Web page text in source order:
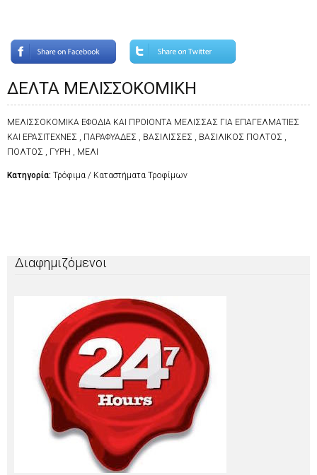
ΔΕΛΤΑ ΜΕΛΙΣΣΟΚΟΜΙΚΗ
ΜΕΛΙΣΣΟΚΟΜΙΚΑ ΕΦΟΔΙΑ ΚΑΙ ΠΡΟΙΟΝΤΑ ΜΕΛΙΣΣΑΣ ΓΙΑ ΕΠΑΓΕΛΜΑΤΙΕΣ
ΚΑΙ ΕΡΑΣΙΤΕΧΝΕΣ , ΠΑΡΑΦΥΑΔΕΣ , ΒΑΣΙΛΙΣΣΕΣ , ΒΑΣΙΛΙΚΟΣ ΠΟΛΤΟΣ ,
ΠΟΛΤΟΣ , ΓΥΡΗ , ΜΕΛΙ
Κατηγορία: Τρόφιμα / Καταστήματα Τροφίμων
Διαφημιζόμενοι